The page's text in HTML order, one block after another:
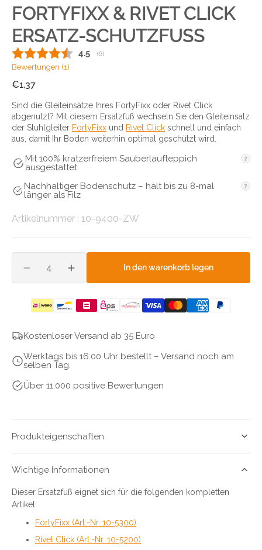
FORTYFIXX & RIVET CLICK
ERSATZ-SCHUTZFUSS
Durchschnittliche Bewertung:
4.5 (abgegebene bewertungen:
6)
Bewertungen (1)
Normaler
€1,37
Sind die Gleiteinsätze Ihres FortyFixx oder Rivet Click
abgenutzt? Mit diesem Ersatzfuß wechseln Sie den Gleiteinsatz
der Stuhlgleiter FortyFixx und Rivet Click schnell und einfach
aus, damit Ihr Boden weiterhin optimal geschützt wird.
Mit 100% kratzerfreiem Sauberlaufteppich
ausgestattet
Nachhaltiger Bodenschutz – hält bis zu 8-mal
länger als Filz
Artikelnummer : Artikelnummer:
10-9400-ZW
die
menge
für
&amp;
click
ersatz-
schutzfuß
erhöhe
die
menge
für
&amp;
click
schutzfuß
in den warenkorb legen
Kostenloser Versand ab 35 Euro
Werktags bis 16:00 Uhr bestellt – Versand noch am
selben Tag.
Über 11.000 positive Bewertungen
Produkteigenschaften
Wichtige Informationen
Dieser Ersatzfuß eignet sich für die folgenden kompletten
Artikel:
FortyFixx (Art.-Nr. 10-5300)
Rivet Click (Art.-Nr. 10-5200)